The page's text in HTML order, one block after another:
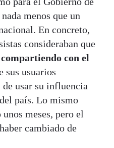
menos que un
En concreto,
consideraban que
con el
sus usuarios
de usar su influencia
país. Lo mismo
meses, pero el
cambiado de